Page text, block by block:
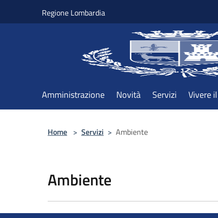
Regione Lombardia
Amministrazione Novità Servizi Vivere
Home > Servizi > Ambiente
Ambiente